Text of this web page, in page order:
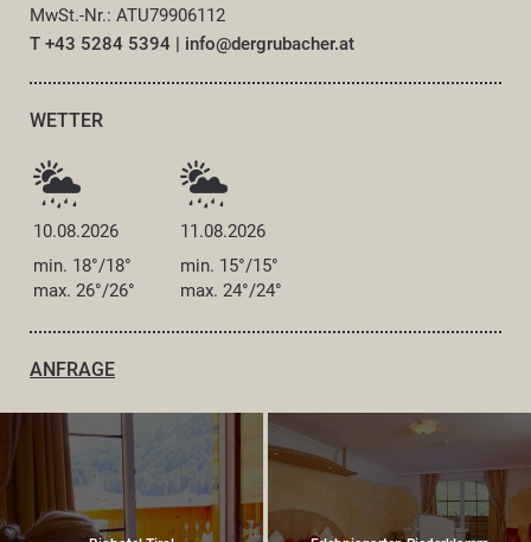
MwSt.-Nr.: ATU79906112
T +43 5284 5394 | info@dergrubacher.at
WETTER
10.08.2026
11.08.2026
min. 18°/18°
max. 26°/26°
min. 15°/15°
max. 24°/24°
ANFRAGE